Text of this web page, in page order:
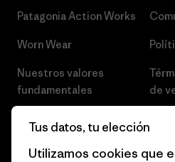
Patagonia Action Works
Worn Wear
Nuestros valores
fundamentales
Business Unusual
de
Tus datos, tu elección
Utilizamos cookies que